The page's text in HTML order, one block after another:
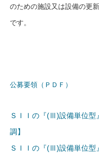
のための施設又は設備の更
です。
公募要領（ＰＤＦ）
ＳＩＩの『(Ⅲ)設備単位型
調】
ＳＩＩの『(Ⅲ)設備単位型